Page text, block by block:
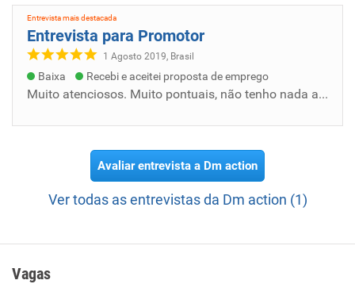
Entrevista mais destacada
Entrevista para Promotor
1 Agosto 2019, Brasil
Baixa Recebi e aceitei proposta de emprego
Muito atenciosos. Muito pontuais, não tenho nada a reclamar, fui muito bem atendida, enfim ótimo atendimento,
Avaliar entrevista a Dm action
Ver todas as entrevistas da Dm action (1)
Vagas